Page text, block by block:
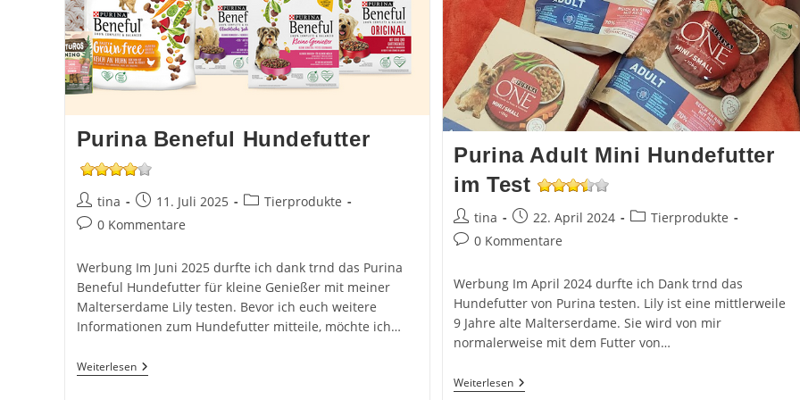
Purina Beneful Hundefutter
Beitrags-
Autor:
tina
Beitrag
veröffentlicht:
11. Juli 2025
Beitrags-
Tierprodukte
Beitrags-
0 Kommentare
Werbung Im Juni 2025 durfte ich dank trnd das Purina
Beneful Hundefutter für kleine Genießer mit meiner
Malterserdame Lily testen. Bevor ich euch weitere
Informationen zum Hundefutter mitteile, möchte ich…
WeiterlesenPurina
Beneful
Purina Adult Mini Hundefutter
im Test
Beitrags-
Autor:
tina
Beitrag
veröffentlicht:
22. April 2024
Beitrags-
Tierprodukte
Beitrags-
0 Kommentare
Werbung Im April 2024 durfte ich Dank trnd das
Hundefutter von Purina testen. Lily ist eine mittlerweile
9 Jahre alte Malterserdame. Sie wird von mir
normalerweise mit dem Futter von…
WeiterlesenPurina